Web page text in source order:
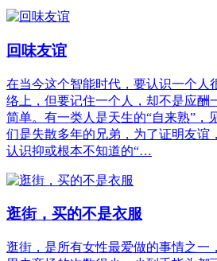
回味友谊
在当今这个智能时代，要认识一个人
络上，但要记住一个人，却不是应酬
简单。有一类人是天生的“自来熟”，
们是失散多年的兄弟，为了证明友谊
认识抑或根本不知道的“…
逛街，买的不是衣服
逛街，是所有女性最爱做的事情之一